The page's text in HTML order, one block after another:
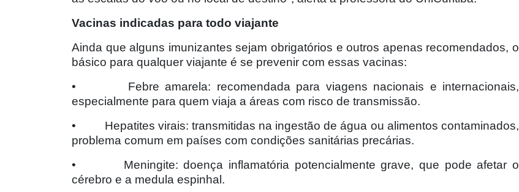
Vacinas indicadas para todo viajante
Ainda que alguns imunizantes sejam obrigatórios e outros apenas recomendados, o
básico para qualquer viajante é se prevenir com essas vacinas:
•
Febre amarela: recomendada para viagens nacionais e internacionais,
especialmente para quem viaja a áreas com risco de transmissão.
•
Hepatites virais: transmitidas na ingestão de água ou alimentos contaminados,
problema comum em países com condições sanitárias precárias.
•
Meningite: doença inflamatória potencialmente grave, que pode afetar o
cérebro e a medula espinhal.